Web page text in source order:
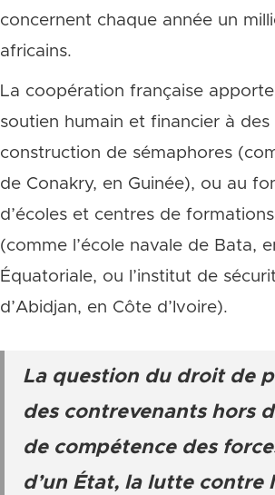
concernent chaque année un
africains.
La coopération française
soutien humain et financier à
construction de sémaphores
de Conakry, en Guinée), ou au
d’écoles et centres de
(comme l’école navale de Bata,
Équatoriale, ou l’institut de
d’Abidjan, en Côte d’Ivoire).
La question du droit de
des contrevenants hors
de compétence des
d’un État, la lutte contre